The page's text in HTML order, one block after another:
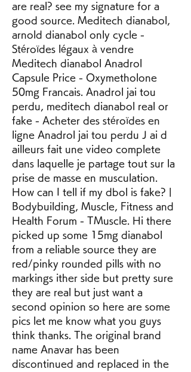
are real? see my signature for a
good source. Meditech dianabol,
arnold dianabol only cycle -
Stéroïdes légaux à vendre
Meditech dianabol Anadrol
Capsule Price - Oxymetholone
50mg Francais. Anadrol jai tou
perdu, meditech dianabol real or
fake - Acheter des stéroïdes en
ligne Anadrol jai tou perdu J ai d
ailleurs fait une video complete
dans laquelle je partage tout sur la
prise de masse en musculation.
How can I tell if my dbol is fake? |
Bodybuilding, Muscle, Fitness and
Health Forum - TMuscle. Hi there
picked up some 15mg dianabol
from a reliable source they are
red/pinky rounded pills with no
markings ither side but pretty sure
they are real but just want a
second opinion so here are some
pics let me know what you guys
think thanks. The original brand
name Anavar has been
discontinued and replaced in the